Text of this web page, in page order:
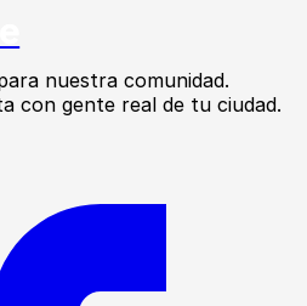
nuestra comunidad.
con gente real de tu ciudad.